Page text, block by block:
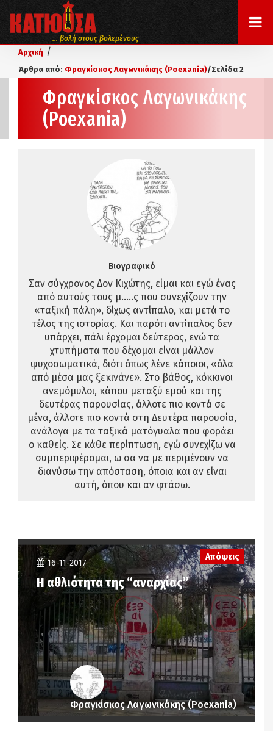
... βολή στους βολεμένους
Αρχική /
Άρθρα από: Φραγκίσκος Λαγωνικάκης (Poexania)/Σελίδα 2
Φραγκίσκος Λαγωνικάκης
(Poexania)
Βιογραφικό
Σαν σύγχρονος Δον Κιχώτης, είμαι και εγώ ένας
από αυτούς τους μ…..ς που συνεχίζουν την
«ταξική πάλη», δίχως αντίπαλο, και μετά το
τέλος της ιστορίας. Και παρότι αντίπαλος δεν
υπάρχει, πάλι έρχομαι δεύτερος, ενώ τα
χτυπήματα που δέχομαι είναι μάλλον
ψυχοσωματικά, διότι όπως λένε κάποιοι, «όλα
από μέσα μας ξεκινάνε». Στο βάθος, κόκκινοι
ανεμόμυλοι, κάπου μεταξύ εμού και της
δευτέρας παρουσίας, άλλοτε πιο κοντά σε
μένα, άλλοτε πιο κοντά στη Δευτέρα παρουσία,
ανάλογα με τα ταξικά ματόγυαλα που φοράει
ο καθείς. Σε κάθε περίπτωση, εγώ συνεχίζω να
συμπεριφέρομαι, ω σα να με περιμένουν να
διανύσω την απόσταση, όποια και αν είναι
αυτή, όπου και αν φτάσω.
Απόψεις
16-11-2017
Η αθλιότητα της “αναρχίας”
Φραγκίσκος Λαγωνικάκης (Poexania)